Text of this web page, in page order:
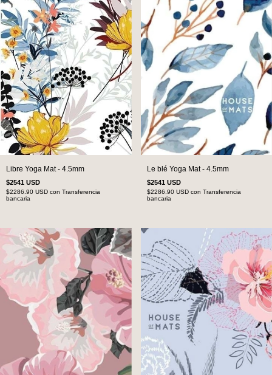
Libre Yoga Mat - 4.5mm
$2541 USD
$2286.90 USD con Transferencia
bancaria
Le blé Yoga Mat - 4.5mm
$2541 USD
$2286.90 USD con Transferencia
bancaria